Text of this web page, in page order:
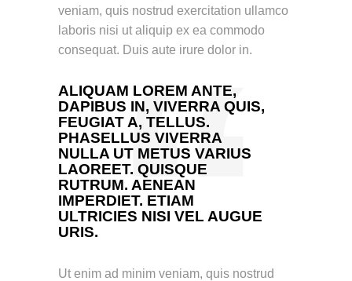
veniam, quis nostrud exercitation ullamco
laboris nisi ut aliquip ex ea commodo
consequat. Duis aute irure dolor in.
ALIQUAM LOREM ANTE,
DAPIBUS IN, VIVERRA QUIS,
FEUGIAT A, TELLUS.
PHASELLUS VIVERRA
NULLA UT METUS VARIUS
LAOREET. QUISQUE
RUTRUM. AENEAN
IMPERDIET. ETIAM
ULTRICIES NISI VEL AUGUE
URIS.
Ut enim ad minim veniam, quis nostrud